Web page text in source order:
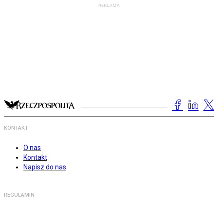
KONTAKT
O nas
Kontakt
Napisz do nas
REGULAMIN